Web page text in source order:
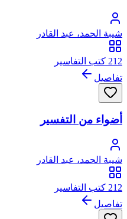
شيبة الحمد، عبد القادر
212 كتب التفاسير
تفاصيل
أضواء من التفسير
شيبة الحمد، عبد القادر
212 كتب التفاسير
تفاصيل